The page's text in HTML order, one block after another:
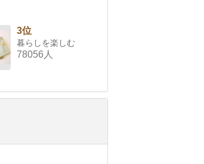
3位
暮らしを楽しむ
78056人